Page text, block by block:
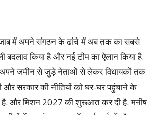
में अपने संगठन के ढांचे में अब तक का सबसे
बदलाव किया है और नई टीम का ऐलान किया है.
अपने जमीन से जुड़े नेताओं से लेकर विधायकों तक
सरकार की नीतियों को घर-घर पहुंचाने के
है. और मिशन 2027 की शुरूआत कर दी है. मनीष